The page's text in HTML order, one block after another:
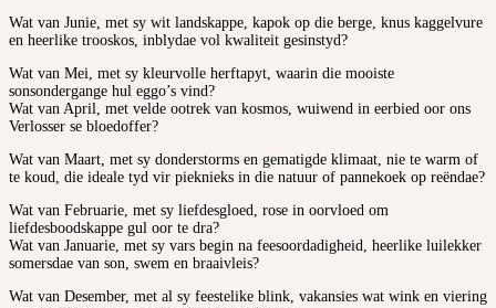
Wat van Junie, met sy wit landskappe, kapok op die berge, knus kaggelvure
en heerlike trooskos, inblydae vol kwaliteit gesinstyd?
Wat van Mei, met sy kleurvolle herftapyt, waarin die mooiste
sonsondergange hul eggo’s vind?
Wat van April, met velde ootrek van kosmos, wuiwend in eerbied oor ons
Verlosser se bloedoffer?
Wat van Maart, met sy donderstorms en gematigde klimaat, nie te warm of
te koud, die ideale tyd vir pieknieks in die natuur of pannekoek op reëndae?
Wat van Februarie, met sy liefdesgloed, rose in oorvloed om
liefdesboodskappe gul oor te dra?
Wat van Januarie, met sy vars begin na feesoordadigheid, heerlike luilekker
somersdae van son, swem en braaivleis?
Wat van Desember, met al sy feestelike blink, vakansies wat wink en viering